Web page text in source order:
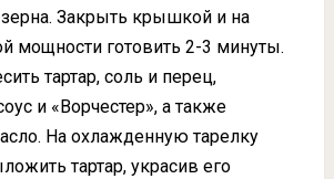
Закрыть крышкой и на
мощности готовить 2-3 минуты.
тартар, соль и перец,
и «Ворчестер», а также
На охлажденную тарелку
тартар, украсив его